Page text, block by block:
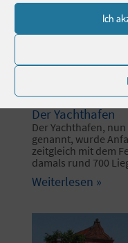
Ich
Der Yachthafen
Der Yachthafen,
genannt, wurde
zeitgleich mit dem
damals rund 700
Weiterlesen »